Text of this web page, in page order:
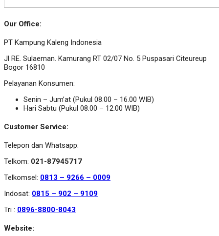
Our Office:
PT Kampung Kaleng Indonesia
Jl RE. Sulaeman. Kamurang RT 02/07 No. 5 Puspasari Citeureup
Bogor 16810
Pelayanan Konsumen:
Senin – Jum’at (Pukul 08.00 – 16.00 WIB)
Hari Sabtu (Pukul 08.00 – 12.00 WIB)
Customer Service:
Telepon dan Whatsapp:
Telkom: 021-87945717
Telkomsel: 0813 – 9266 – 0009
Indosat: 0815 – 902 – 9109
Tri : 0896-8800-8043
Website: